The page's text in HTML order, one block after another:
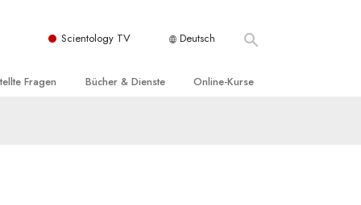
Scientology TV Deutsch
Fragen
der Scientology
Bücher & Dienste Online-Kurse